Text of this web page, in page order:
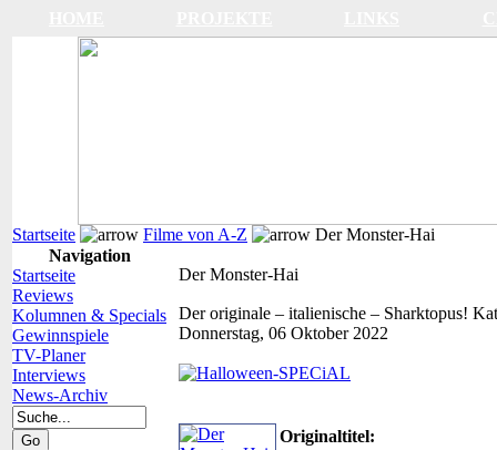
Startseite Filme von A-Z
Der Monster-Hai
Navigation
Startseite
Reviews
Kolumnen & Specials
Gewinnspiele
TV-Planer
Interviews
News-Archiv
Der Monster-Hai
Der originale – italienische – Sharktopus!
Donnerstag, 06 Oktober 2022
Originaltitel: